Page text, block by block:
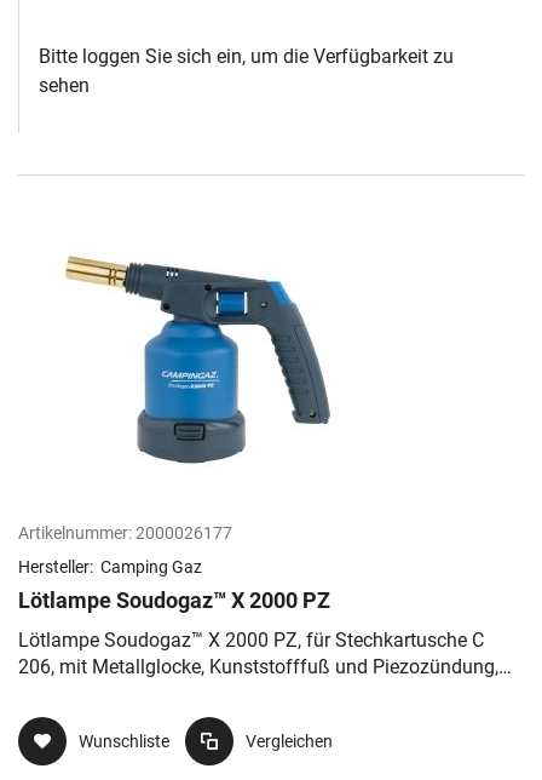
Bitte loggen Sie sich ein, um die Verfügbarkeit zu
sehen
Artikelnummer:2000026177
Hersteller: Camping Gaz
Lötlampe Soudogaz™ X 2000 PZ
Lötlampe Soudogaz™ X 2000 PZ, für Stechkartusche C
206, mit Metallglocke, Kunststofffuß und Piezozündung,
Wunschliste Vergleichen